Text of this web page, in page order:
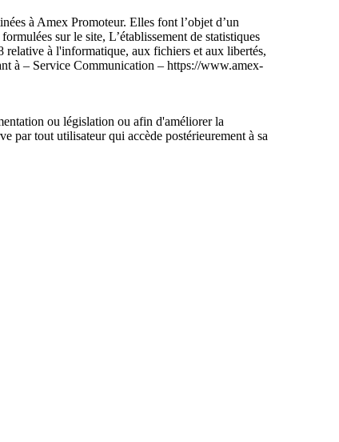
à Amex Promoteur. Elles font l’objet d’un
sur le site, L’établissement de statistiques
relative à l'informatique, aux fichiers et aux libertés,
à – Service Communication – https://www.amex-
ou législation ou afin d'améliorer la
par tout utilisateur qui accède postérieurement à sa